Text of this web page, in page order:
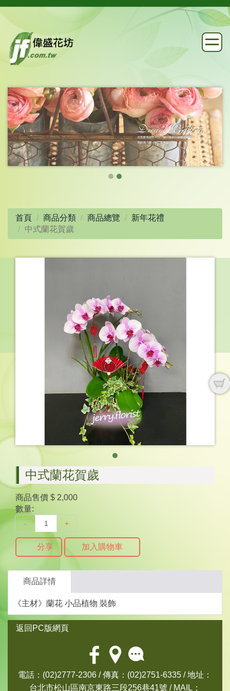
首頁 商品分類 商品總覽
新年花禮
中式蘭花賀歲
中式蘭花賀歲
商品售價 $ 2,000
數量:
- +
分享 加入購物車
商品詳情
《主材》蘭花 小品植物 裝飾
返回PC版網頁
電話：(02)2777-2306 / 傳真：(02)2751-6335 / 地址：
台北市松山區南京東路三段256巷41號 / MAIL：